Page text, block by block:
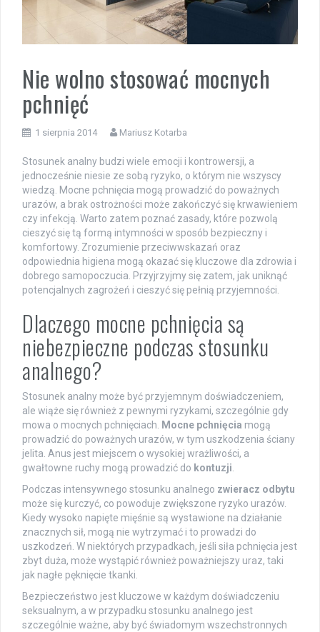
Nie wolno stosować mocnych
pchnięć
1 sierpnia 2014 Mariusz Kotarba
Stosunek analny budzi wiele emocji i kontrowersji, a
jednocześnie niesie ze sobą ryzyko, o którym nie wszyscy
wiedzą. Mocne pchnięcia mogą prowadzić do poważnych
urazów, a brak ostrożności może zakończyć się krwawieniem
czy infekcją. Warto zatem poznać zasady, które pozwolą
cieszyć się tą formą intymności w sposób bezpieczny i
komfortowy. Zrozumienie przeciwwskazań oraz
odpowiednia higiena mogą okazać się kluczowe dla zdrowia i
dobrego samopoczucia. Przyjrzyjmy się zatem, jak uniknąć
potencjalnych zagrożeń i cieszyć się pełnią przyjemności.
Dlaczego mocne pchnięcia są
niebezpieczne podczas stosunku
analnego?
Stosunek analny może być przyjemnym doświadczeniem,
ale wiąże się również z pewnymi ryzykami, szczególnie gdy
mowa o mocnych pchnięciach. Mocne pchnięcia mogą
prowadzić do poważnych urazów, w tym uszkodzenia ściany
jelita. Anus jest miejscem o wysokiej wrażliwości, a
gwałtowne ruchy mogą prowadzić do kontuzji
Podczas intensywnego stosunku analnego zwieracz odbytu
może się kurczyć, co powoduje zwiększone ryzyko urazów.
Kiedy wysoko napięte mięśnie są wystawione na działanie
znacznych sił, mogą nie wytrzymać i to prowadzi do
uszkodzeń. W niektórych przypadkach, jeśli siła pchnięcia jest
zbyt duża, może wystąpić również poważniejszy uraz, taki
jak nagłe pęknięcie tkanki.
Bezpieczeństwo jest kluczowe w każdym doświadczeniu
seksualnym, a w przypadku stosunku analnego jest
szczególnie ważne, aby być świadomym wszechstronnych